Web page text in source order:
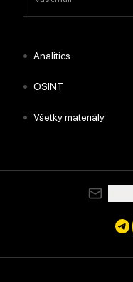
• Analitics
• OSINT
• Všetky materiály